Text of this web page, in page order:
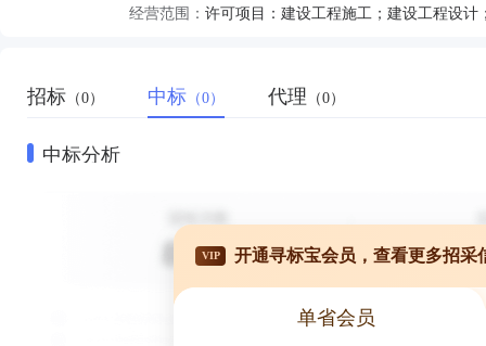
经营范围：
招标 （0） 中标 （0） 代理 （0）
中标分析
VIP 开通寻标宝会员，查看更多招采
单省会员